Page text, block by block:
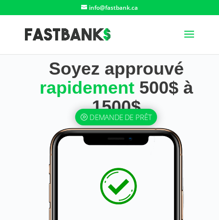
info@fastbank.ca
Soyez approuvé
rapidement 500$ à
1500$
DEMANDE DE PRÊT